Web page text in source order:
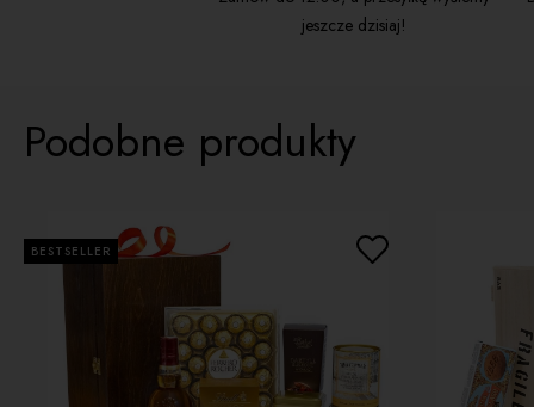
jeszcze dzisiaj!
Podobne produkty
BESTSELLER